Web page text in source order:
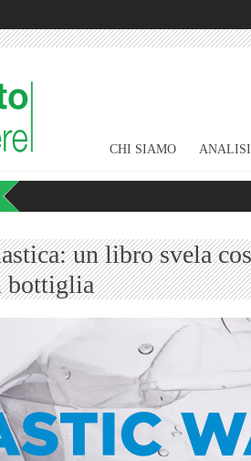
CHI SIAMO ANALISI
un libro svela
bottiglia